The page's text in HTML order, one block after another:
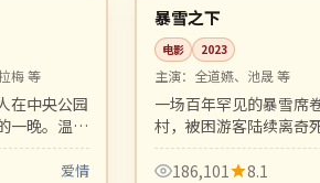
梅 等
在中央公园
一晚。温情
爱情
韩国
暴雪之下
电影 2023
主演： 全道嬿、池晟 等
一场百年罕见的暴雪席
村，被困游客陆续离奇
的双重考验在零下三十
压抑。
186,101 8.1